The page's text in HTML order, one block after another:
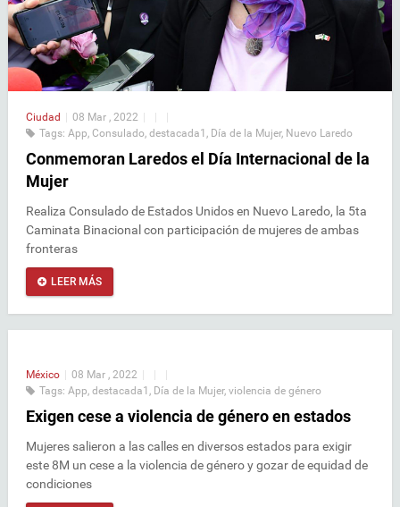
Ciudad 08 Mar , 2022
Tags: App, Consulado, destacada1 , Día de la Mujer, Nuevo Laredo
Conmemoran Laredos el Día Internacional de la
Mujer
Realiza Consulado de Estados Unidos en Nuevo Laredo, la 5ta
Caminata Binacional con participación de mujeres de ambas
fronteras
LEER MÁS
México 08 Mar , 2022
Tags: App, destacada1 , Día de la Mujer, violencia de género
Exigen cese a violencia de género en estados
Mujeres salieron a las calles en diversos estados para exigir
este 8M un cese a la violencia de género y gozar de equidad de
condiciones